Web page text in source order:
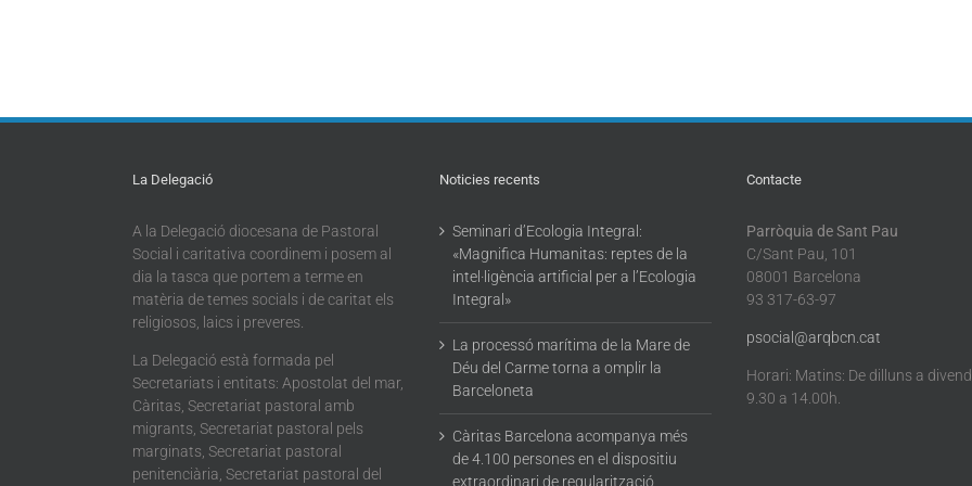
La Delegació
A la Delegació diocesana de Pastoral
Social i caritativa coordinem i posem al
dia la tasca que portem a terme en
matèria de temes socials i de caritat els
religiosos, laics i preveres.
La Delegació està formada pel
Secretariats i entitats: Apostolat del mar,
Càritas, Secretariat pastoral amb
migrants, Secretariat pastoral pels
marginats, Secretariat pastoral
penitenciària, Secretariat pastoral del
Noticies recents
Seminari d’Ecologia Integral:
«Magnifica Humanitas: reptes de la
intel·ligència artificial per a l’Ecologia
Integral»
La processó marítima de la Mare de
Déu del Carme torna a omplir la
Barceloneta
Càritas Barcelona acompanya més
de 4.100 persones en el dispositiu
extraordinari de regularització
Contacte
Parròquia de Sant Pau
C/Sant Pau, 101
08001 Barcelona
93 317-63-97
psocial@arqbcn.cat
Horari: Matins: De dilluns a
9.30 a 14.00h.